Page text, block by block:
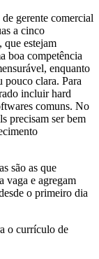
gerente comercial
a cinco
que estejam
boa competência
enquanto
pouco clara. Para
incluir hard
comuns. No
precisam ser bem
são as que
vaga e agregam
o primeiro dia
o currículo de